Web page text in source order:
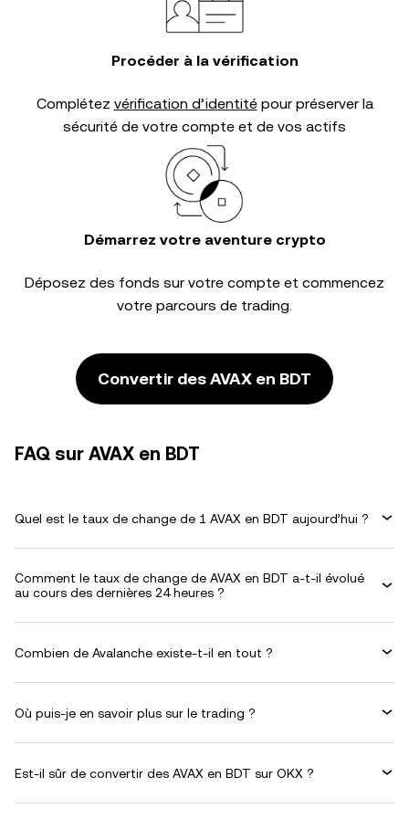
Procéder à la vérification
Complétez vérification d’identitépour préserver la
sécurité de votre compte et de vos actifs
Démarrez votre aventure crypto
Déposez des fonds sur votre compte et commencez
votre parcours de trading.
Convertir des AVAX en BDT
FAQ sur AVAX en BDT
Quel est le taux de change de 1 AVAX en BDT aujourd’hui ?
Comment le taux de change de AVAX en BDT a-t-il évolué
au cours des dernières 24 heures ?
Combien de Avalanche existe-t-il en tout ?
Où puis-je en savoir plus sur le trading ?
Est-il sûr de convertir des AVAX en BDT sur OKX ?